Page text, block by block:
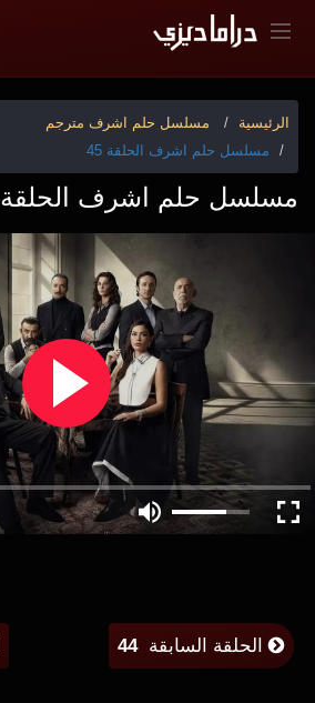
الرئيسية
مسلسل حلم اشرف مترجم
مسلسل حلم اشرف الحلقة 45
مسلسل حلم اشرف الحلقة 45
الحلقة السابقة 44